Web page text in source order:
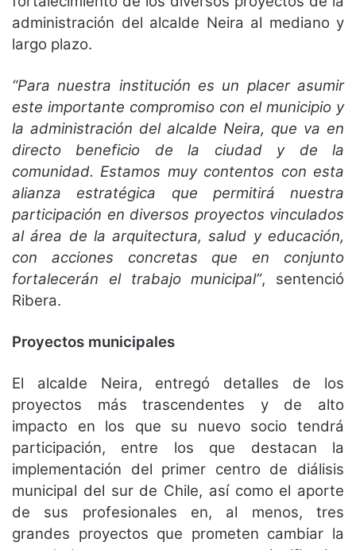
administración del alcalde Neira al mediano y
largo plazo.
“Para nuestra institución es un placer asumir
este importante compromiso con el municipio y
la administración del alcalde Neira, que va en
directo beneficio de la ciudad y de la
comunidad. Estamos muy contentos con esta
alianza estratégica que permitirá nuestra
participación en diversos proyectos vinculados
al área de la arquitectura, salud y educación,
con acciones concretas que en conjunto
fortalecerán el trabajo municipal”, sentenció
Ribera.
Proyectos municipales
El alcalde Neira, entregó detalles de los
proyectos más trascendentes y de alto
impacto en los que su nuevo socio tendrá
participación, entre los que destacan la
implementación del primer centro de diálisis
municipal del sur de Chile, así como el aporte
de sus profesionales en, al menos, tres
grandes proyectos que prometen cambiar la